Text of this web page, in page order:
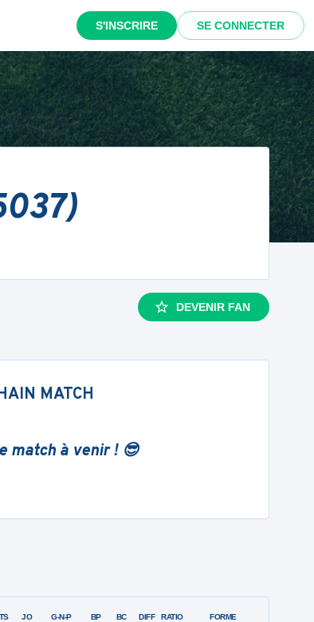
S'INSCRIRE SE CONNECTER
DEVENIR FAN
MATCH
match à venir ! 😎
JO G-N-P BP BC DIFF RATIO FORME